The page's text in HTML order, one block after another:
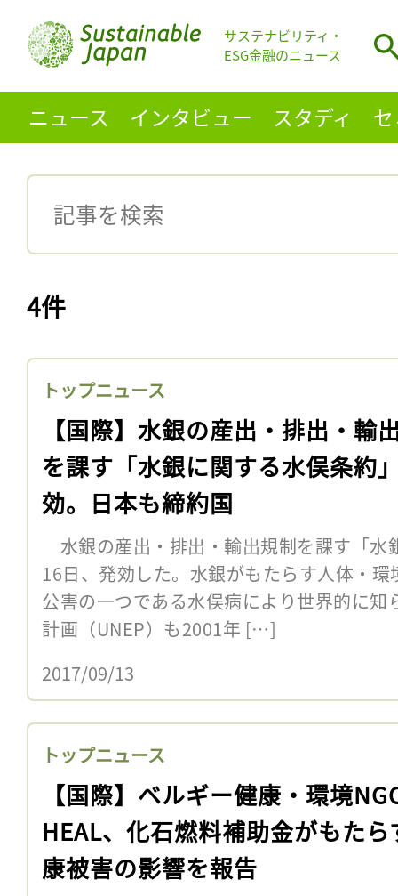
サステナビリティ・
ESG金融のニュース
ニュース インタビュー スタディ
4件
トップニュース
【国際】水銀の産出・排出・輸
を課す「水銀に関する水俣条約
効。日本も締約国
水銀の産出・排出・輸出規制を課す「水
16日、発効した。水銀がもたらす人体・
公害の一つである水俣病により世界的に知
計画（UNEP）も2001年 […]
2017/09/13
トップニュース
【国際】ベルギー健康・環境
HEAL、化石燃料補助金がもたら
康被害の影響を報告